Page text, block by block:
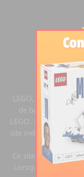
LEGO, le logo
de briques sont
LEGO. ©2020 The
site indépendant du
Ce site est membre
Lorsque vous